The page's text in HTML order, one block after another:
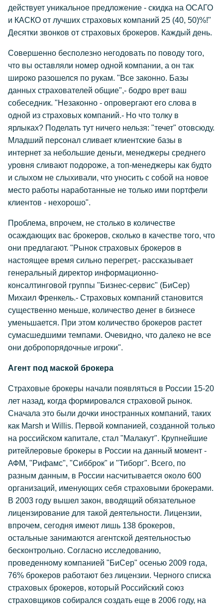
действует уникальное предложение - скидка на ОСАГО
и КАСКО от лучших страховых компаний 25 (40, 50)%!"
Десятки звонков от страховых брокеров. Каждый день.
Совершенно бесполезно негодовать по поводу того,
что вы оставляли номер одной компании, а он так
широко разошелся по рукам. "Все законно. Базы
данных страхователей общие",- бодро врет ваш
собеседник. "Незаконно - опровергают его слова в
одной из страховых компаний.- Но что толку в
ярлыках? Поделать тут ничего нельзя: "течет" отовсюду.
Младший персонал сливает клиентские базы в
интернет за небольшие деньги, менеджеры среднего
уровня сливают подороже, а топ-менеджеры как будто
и слыхом не слыхивали, что уносить с собой на новое
место работы наработанные не только ими портфели
клиентов - нехорошо".
Проблема, впрочем, не столько в количестве
осаждающих вас брокеров, сколько в качестве того, что
они предлагают. "Рынок страховых брокеров в
настоящее время сильно перегрет,- рассказывает
генеральный директор информационно-
консалтинговой группы "Бизнес-сервис" (БиСер)
Михаил Френкель.- Страховых компаний становится
существенно меньше, количество денег в бизнесе
уменьшается. При этом количество брокеров растет
сумасшедшими темпами. Очевидно, что далеко не все
они добропорядочные игроки".
Агент под маской брокера
Страховые брокеры начали появляться в России 15-20
лет назад, когда формировался страховой рынок.
Сначала это были дочки иностранных компаний, таких
как Marsh и Willis. Первой компанией, созданной только
на российском капитале, стал "Малакут". Крупнейшие
ритейлеровые брокеры в России на данный момент -
АФМ, "Рифамс", "Сибброк" и "Тиборг". Всего, по
разным данным, в России насчитывается около 600
организаций, именующих себя страховыми брокерами.
В 2003 году вышел закон, вводящий обязательное
лицензирование для такой деятельности. Лицензии,
впрочем, сегодня имеют лишь 138 брокеров,
остальные занимаются агентской деятельностью
бесконтрольно. Согласно исследованию,
проведенному компанией "БиСер" осенью 2009 года,
76% брокеров работают без лицензии. Черного списка
страховых брокеров, который Российский союз
страховщиков собирался создать еще в 2006 году, на